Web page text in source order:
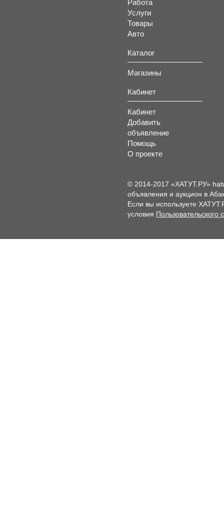
Работа
Услуги
Товары
Авто
Каталог
Магазины
Кабинет
Кабинет
Добавить
объявление
Помощь
О проекте
© 2014-2017 «ХАТУТ.РУ»
объявления и аукцион в
Если вы используете
условия Пользовательского